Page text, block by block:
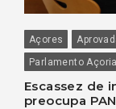
Açores
Parlamento
Escassez de
preocupa